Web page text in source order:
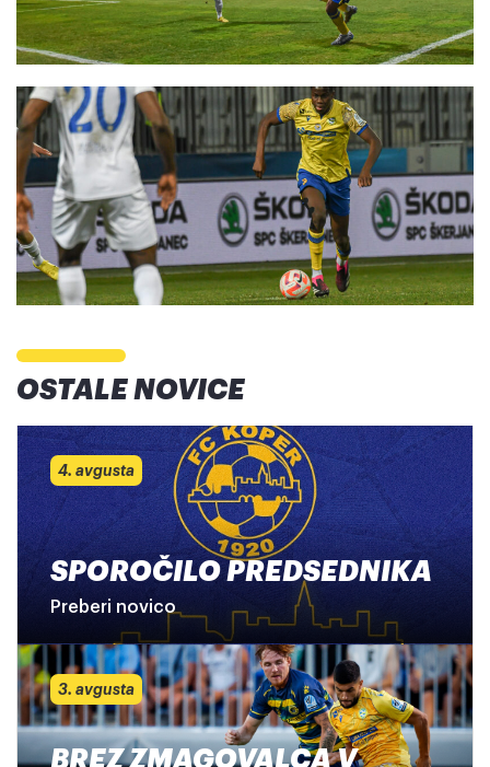
OSTALE NOVICE
4. avgusta
SPOROČILO PREDSEDNIKA
Preberi novico
3. avgusta
BREZ ZMAGOVALCA V